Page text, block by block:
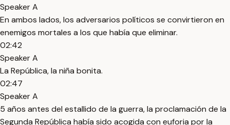
Speaker A
En ambos lados, los adversarios políticos se convirtieron en
enemigos mortales a los que había que eliminar.
02:42
Speaker A
La República, la niña bonita.
02:47
Speaker A
5 años antes del estallido de la guerra, la proclamación de la
Segunda República había sido acogida con euforia por la